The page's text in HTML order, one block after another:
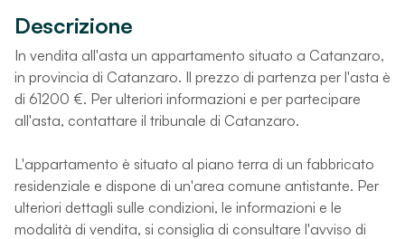
Descrizione
In vendita all'asta un appartamento situato a Catanzaro,
in provincia di Catanzaro. Il prezzo di partenza per l'asta è
di 61200 €. Per ulteriori informazioni e per partecipare
all'asta, contattare il tribunale di Catanzaro.
L'appartamento è situato al piano terra di un fabbricato
residenziale e dispone di un'area comune antistante. Per
ulteriori dettagli sulle condizioni, le informazioni e le
modalità di vendita, si consiglia di consultare l'avviso di